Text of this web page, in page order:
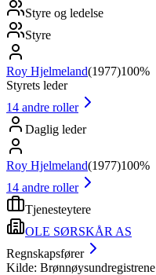
Styre og ledelse
Styre
Roy Hjelmeland(1977)100%
Styrets leder
14 andre roller
Daglig leder
Roy Hjelmeland(1977)100%
14 andre roller
Tjenesteytere
OLE SØRSKÅR AS
Regnskapsfører
Kilde: Brønnøysundregistrene